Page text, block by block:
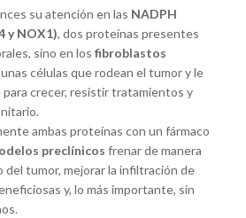
su atención en las NADPH
y NOX1), dos proteínas presentes
sino en los fibroblastos
unas células que rodean el tumor y le
crecer, resistir tratamientos y
ambas proteínas con un fármaco
preclínicos frenar de manera
tumor, mejorar la infiltración de
y, lo más importante, sin